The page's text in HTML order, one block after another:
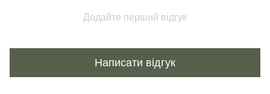
Додайте перший відгук
Написати відгук